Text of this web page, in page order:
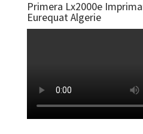
Primera Lx2000e
Eurequat Algerie